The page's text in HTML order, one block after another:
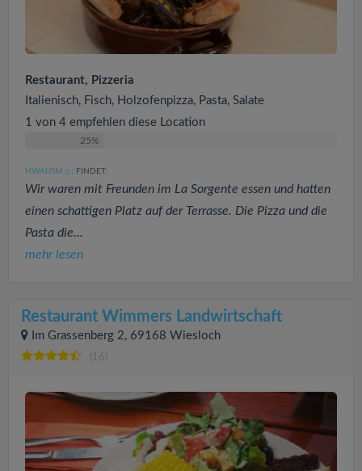
Restaurant, Pizzeria
Italienisch, Fisch, Holzofenpizza, Pasta, Salate
1 von 4 empfehlen diese Location
25%
HWAUSM (1 ) FINDET:
Wir waren mit Freunden im La Sorgente essen und hatten
einen schattigen Platz auf der Terrasse. Die Pizza und die
Pasta die...
mehr lesen
Restaurant Wimmers Landwirtschaft
Im Grassenberg 2, 69168 Wiesloch
(16)